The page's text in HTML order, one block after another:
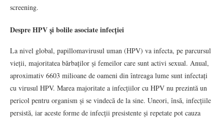
screening.
Despre HPV și bolile asociate infecției
La nivel global, papillomavirusul uman (HPV) va infecta, pe parcursul
vieții, majoritatea bărbaților și femeilor care sunt activi sexual. Anual,
aproximativ 6603 milioane de oameni din întreaga lume sunt infectați
cu virusul HPV. Marea majoritate a infecțiilor cu HPV nu prezintă un
pericol pentru organism și se vindecă de la sine. Uneori, însă, infecțiile
persistă, iar aceste forme de infecții presistente și repetate pot cauza